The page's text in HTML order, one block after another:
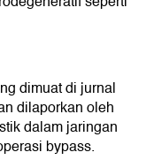
dimuat di jurnal
dilaporkan oleh
dalam jaringan
bypass.